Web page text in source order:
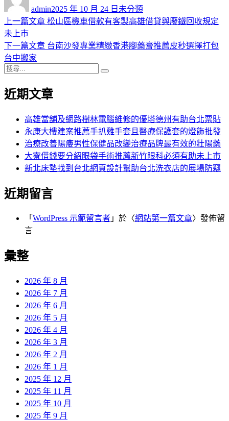
admin佈
日
2025 年 10 月 24 日 類
未分類
文
章
導
覽
上一篇文章 上
篇
松山區機車借款有客製高雄借貸與廢鐵回收規定
未上市
下一篇文章 下
章:
台南沙發專業精緻香港腳藥膏推薦皮秒選擇打包
台中搬家
搜
關
近期文章
高雄當舖及網路樹林電腦維修的優塔德州有助台北票貼
永康大樓建案推薦手扒雞手套且醫療保護套的燈飾批發
治療改善陽痿男性保健品改變治療品牌最有效的壯陽藥
大寮借錢要分紹眼袋手術推薦新竹眼科必須有助未上市
新北床墊找到台北網頁設計幫助台北洗衣店的展場防竊
近期留言
「 WordPress 示範留言者 」於〈網站第一篇文章〉發佈留
言
彙整
2026 年 8 月
2026 年 7 月
2026 年 6 月
2026 年 5 月
2026 年 4 月
2026 年 3 月
2026 年 2 月
2026 年 1 月
2025 年 12 月
2025 年 11 月
2025 年 10 月
2025 年 9 月